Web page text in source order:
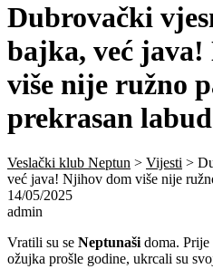
Dubrovački
bajka, već
više nije ružno
prekrasan labud
Veslački klub Neptun > Vijesti >
već java! Njihov dom više nije
14/05/2025
admin
Vratili su se Neptunaši doma.
ožujka prošle godine, ukrcali su